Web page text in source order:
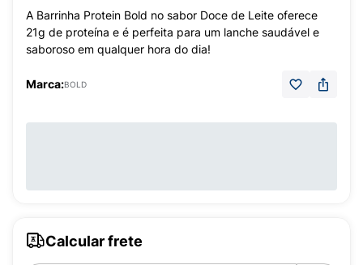
A Barrinha Protein Bold no sabor Doce de Leite oferece
21g de proteína e é perfeita para um lanche saudável e
saboroso em qualquer hora do dia!
Marca:BOLD
Calcular frete